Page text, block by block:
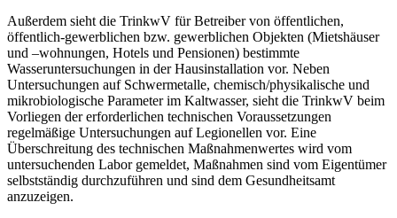
Außerdem sieht die TrinkwV für Betreiber von öffentlichen,
öffentlich-gewerblichen bzw. gewerblichen Objekten (Mietshäuser
und –wohnungen, Hotels und Pensionen) bestimmte
Wasseruntersuchungen in der Hausinstallation vor. Neben
Untersuchungen auf Schwermetalle, chemisch/physikalische und
mikrobiologische Parameter im Kaltwasser, sieht die TrinkwV beim
Vorliegen der erforderlichen technischen Voraussetzungen
regelmäßige Untersuchungen auf Legionellen vor. Eine
Überschreitung des technischen Maßnahmenwertes wird vom
untersuchenden Labor gemeldet, Maßnahmen sind vom Eigentümer
selbstständig durchzuführen und sind dem Gesundheitsamt
anzuzeigen.